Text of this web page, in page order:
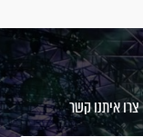
איתנו קשר